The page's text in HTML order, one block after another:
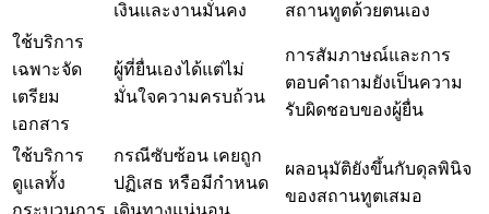
เงินและงานมั่นคง
สถานทูตด้วยตนเอง
ใช้บริการ
เฉพาะจัด
เตรียม
เอกสาร
ผู้ที่ยื่นเองได้แต่ไม่
มั่นใจความครบถ้วน
การสัมภาษณ์และการ
ตอบคำถามยังเป็นความ
รับผิดชอบของผู้ยื่น
ใช้บริการ
ดูแลทั้ง
กรณีซับซ้อน เคยถูก
ปฏิเสธ หรือมีกำหนด
ผลอนุมัติยังขึ้นกับดุลพินิจ
ของสถานทูตเสมอ